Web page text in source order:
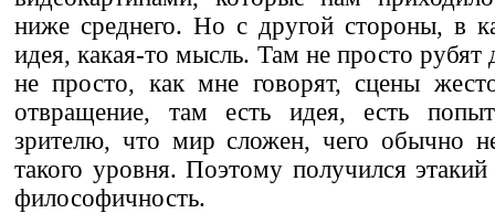
ниже среднего. Но с другой стороны, в
идея, какая-то мысль. Там не просто рубят
не просто, как мне говорят, сцены
отвращение, там есть идея, есть
зрителю, что мир сложен, чего обычно
такого уровня. Поэтому получился
философичность.